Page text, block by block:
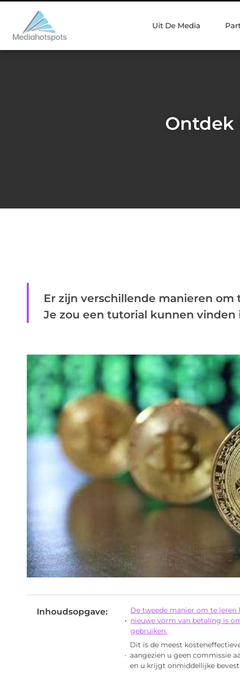
Uit De Media
Ontdek
Er zijn verschillende manieren
Je zou een tutorial kunnen vinden
Inhoudsopgave:
De tweede manier om te
nieuwe vorm van betaling is
gebruiken.
Dit is de meest
aangezien u geen commissie
en u krijgt onmiddellijke